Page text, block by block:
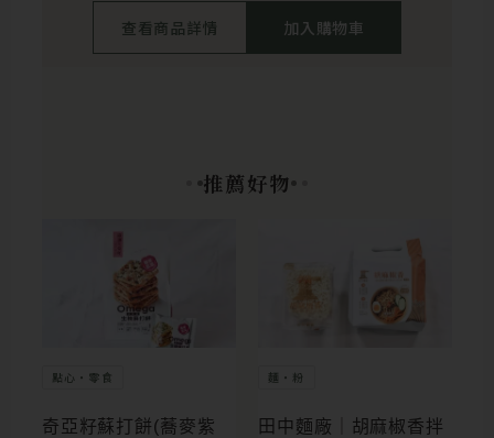
查看商品詳情 加入購物車
推薦好物
點心・零食
奇亞籽蘇打餅(蕎麥紫
麵・粉
田中麵廠｜胡麻椒香拌